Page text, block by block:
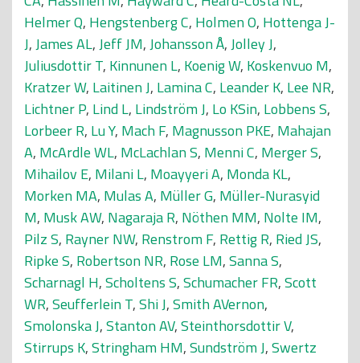
Helmer Q, Hengstenberg C, Holmen O, Hottenga J-
J,James AL,Jeff JM,Johansson Å,Jolley J,
Juliusdottir T, Kinnunen L, Koenig W, Koskenvuo M,
Kratzer W, Laitinen J, Lamina C, Leander K, Lee NR,
Lichtner P, Lind L, Lindström J, Lo KSin, Lobbens S,
Lorbeer R, Lu Y, Mach F, Magnusson PKE, Mahajan
A, McArdle WL, McLachlan S, Menni C, Merger S,
Mihailov E, Milani L, Moayyeri A, Monda KL,
Morken MA, Mulas A, Müller G, Müller-Nurasyid
M, Musk AW, Nagaraja R, Nöthen MM, Nolte IM,
Pilz S, Rayner NW, Renstrom F, Rettig R, Ried JS,
Ripke S, Robertson NR, Rose LM,Sanna S,
Scharnagl H,Scholtens S,Schumacher FR,Scott
WR,Seufferlein T,Shi J,Smith AVernon,
Smolonska J,Stanton AV,Steinthorsdottir V,
Stirrups K,Stringham HM,Sundström J,Swertz